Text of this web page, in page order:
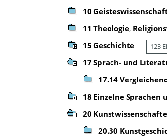
10
11 Theologie,
15 Geschichte 123
17 Sprach- und
17.14
18 Einzelne Sprachen
20
20.30